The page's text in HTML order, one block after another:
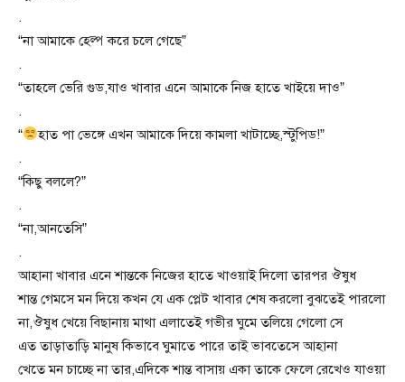
.
“না আমাকে হেল্প করে চলে গেছে”
.
“তাহলে ভেরি গুড,যাও খাবার এনে আমাকে নিজ হাতে খাইয়ে দাও”
.
“
হাত পা ভেঙ্গে এখন আমাকে দিয়ে কামলা খাটাচ্ছে,স্টুপিড!”
.
“কিছু বললে?”
.
“না,আনতেসি”
.
আহানা খাবার এনে শান্তকে নিজের হাতে খাওয়াই দিলো তারপর ঔষুধ
শান্ত গেমসে মন দিয়ে কখন যে এক প্লেট খাবার শেষ করলো বুঝতেই পারলো
না,ঔষুধ খেয়ে বিছানায় মাথা এলাতেই গভীর ঘুমে তলিয়ে গেলো সে
এত তাড়াতাড়ি মানুষ কিভাবে ঘুমাতে পারে তাই ভাবতেসে আহানা
খেতে মন চাচ্ছে না তার,এদিকে শান্ত বাসায় একা তাকে ফেলে রেখেও যাওয়া